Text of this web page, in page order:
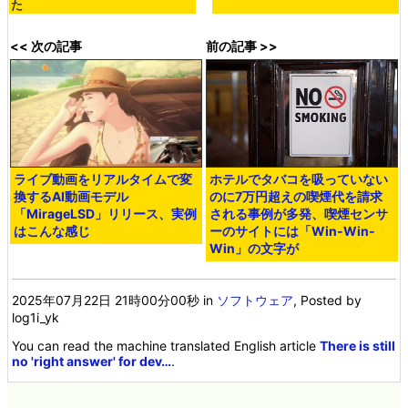
た
<< 次の記事
ライブ動画をリアルタイムで変
換するAI動画モデル
「MirageLSD」リリース、実例
はこんな感じ
前の記事 >>
ホテルでタバコを吸っていない
のに7万円超えの喫煙代を請求
される事例が多発、喫煙センサ
ーのサイトには「Win-Win-
Win」の文字が
2025年07月22日 21時00分00秒 in ソフトウェア, Posted by
log1i_yk
You can read the machine translated English articleThere is still
no 'right answer' for dev….